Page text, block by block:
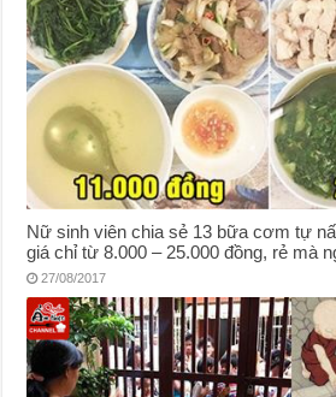
Nữ sinh viên chia sẻ 13 bữa cơm tự
giá chỉ từ 8.000 – 25.000 đồng, rẻ mà
27/08/2017